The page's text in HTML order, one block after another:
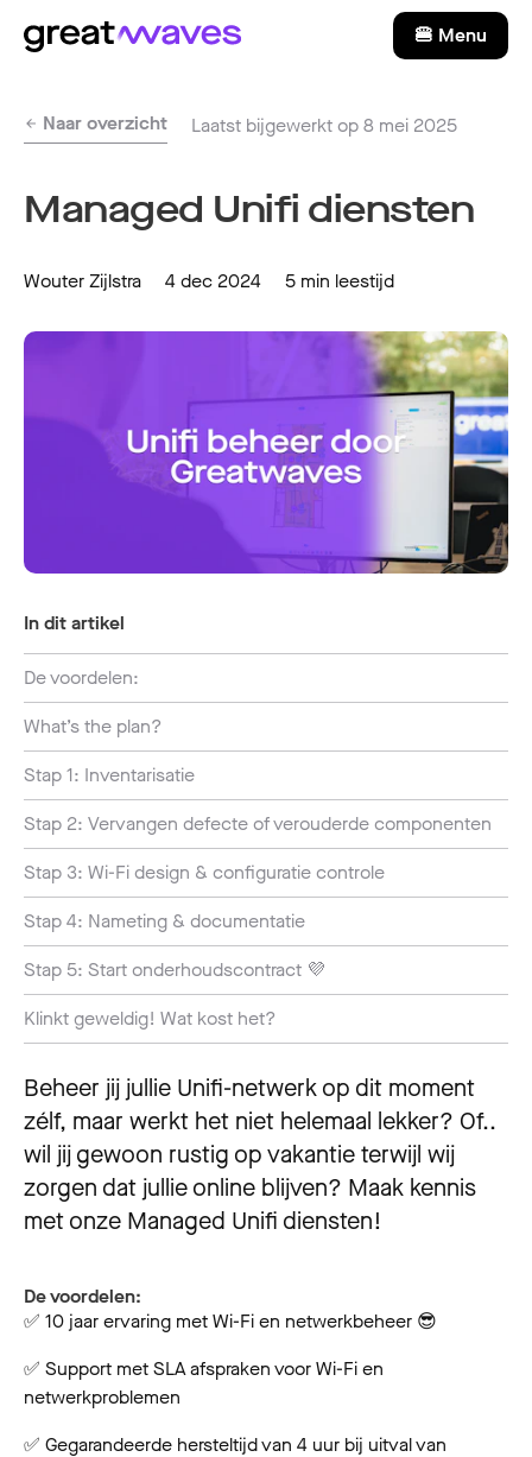
🍔 Menu
Naar overzicht Laatst bijgewerkt op 8 mei 2025
Managed Unifi diensten
Wouter Zijlstra 4 dec 2024 5 min leestijd
Beheer jij jullie Unifi-netwerk op dit moment
zélf, maar werkt het niet helemaal lekker? Of..
wil jij gewoon rustig op vakantie terwijl wij
zorgen dat jullie online blijven? Maak kennis
met onze Managed Unifi diensten!
De voordelen:
✅ 10 jaar ervaring met Wi-Fi en netwerkbeheer 😎
✅ Support met SLA afspraken voor Wi-Fi en
netwerkproblemen
✅ Gegarandeerde hersteltijd van 4 uur bij uitval van
In dit artikel
De voordelen:
What’s the plan?
Stap 1: Inventarisatie
Stap 2: Vervangen defecte of verouderde componenten
Stap 3: Wi-Fi design & configuratie controle
Stap 4: Nameting & documentatie
Stap 5: Start onderhoudscontract 💜
Klinkt geweldig! Wat kost het?